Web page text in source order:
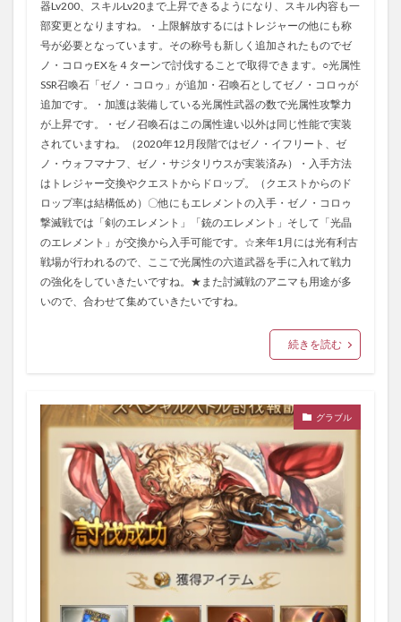
器Lv200、スキルLv20まで上昇できるようになり、スキル内容も一
部変更となりますね。・上限解放するにはトレジャーの他にも称
号が必要となっています。その称号も新しく追加されたものでゼ
ノ・コロゥEXを４ターンで討伐することで取得できます。○光属性
SSR召喚石「ゼノ・コロゥ」が追加・召喚石としてゼノ・コロゥが
追加です。・加護は装備している光属性武器の数で光属性攻撃力
が上昇です。・ゼノ召喚石はこの属性違い以外は同じ性能で実装
されていますね。（2020年12月段階ではゼノ・イフリート、ゼ
ノ・ウォフマナフ、ゼノ・サジタリウスが実装済み）・入手方法
はトレジャー交換やクエストからドロップ。（クエストからのド
ロップ率は結構低め）〇他にもエレメントの入手・ゼノ・コロゥ
撃滅戦では「剣のエレメント」「銃のエレメント」そして「光晶
のエレメント」が交換から入手可能です。☆来年1月には光有利古
戦場が行われるので、ここで光属性の六道武器を手に入れて戦力
の強化をしていきたいですね。★また討滅戦のアニマも用途が多
いので、合わせて集めていきたいですね。
続きを読む
グラブル